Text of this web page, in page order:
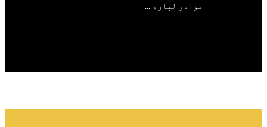
موادو لپاره ...